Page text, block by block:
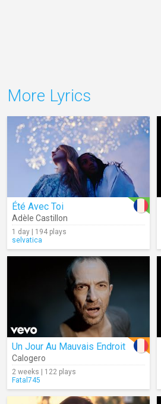
More Lyrics
Été Avec Toi
Adèle Castillon
1 day | 194 plays
selvatica
Un Jour Au Mauvais Endroit
Calogero
2 weeks | 122 plays
Fatal745